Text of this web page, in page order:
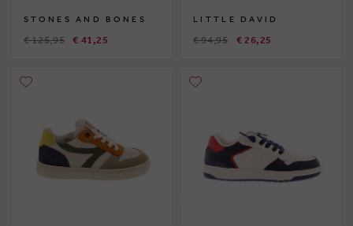
STONES AND BONES
€ 125,95 € 41,25
LITTLE DAVID
€ 94,95 € 26,25